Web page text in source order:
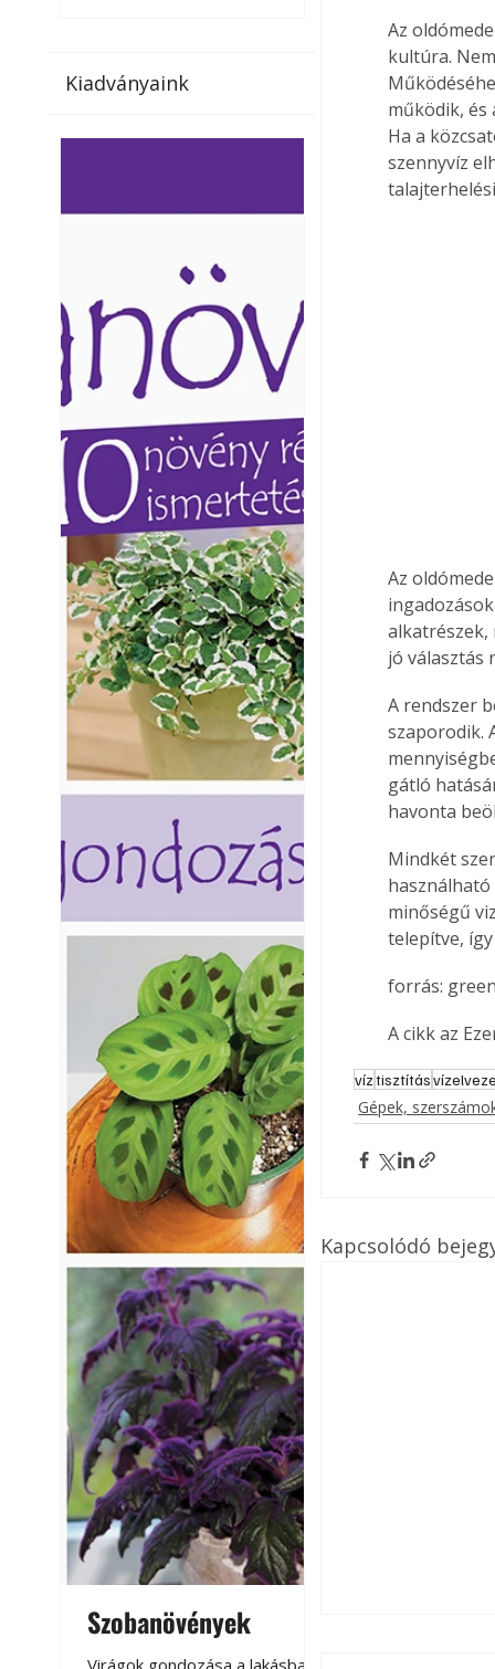
az otthonában, útközben vagy
elérhetők lapszámaink. Bárhol,
számítógépen,
vagy táblagépen.
az otthonában,
nyaralás, pihenés
elérhetők
bármikor, akár
vagy dolgozva is
Ezermester
Kiadványaink
Szobanövények
Az
kultúra.
működik,
Ha a
szennyvíz
Az
alkatrészek,
jó választás
A rendszer
szaporodik.
gátló
havonta
Mindkét
minőségű
telepítve,
forrás:
A cikk az
víztisztítás
Gépek,
Kapcsolódó